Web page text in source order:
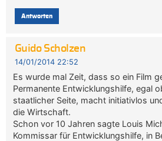
Antworten
Guido Scholzen
14/01/2014 22:52
Es wurde mal Zeit, dass so ein Film
Permanente Entwicklungshilfe, egal
staatlicher Seite, macht initiativlos
die Wirtschaft.
Schon vor 10 Jahren sagte Louis
Kommissar für Entwicklungshilfe, in